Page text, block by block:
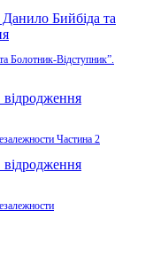
Болотник-Відступник”.
Частина 2